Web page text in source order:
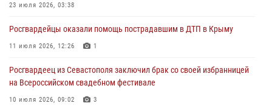
03 августа 2026, 14:08
В Симферополе росгвардейцы задержали гражданина,
подозреваемого в совершении серии краж
Росгвардейцы оперативно задержали нарушителя на охраняемом
объекте в Севастополе
23 июля 2026, 03:38
Росгвардейцы оказали помощь пострадавшим в ДТП в Крыму
11 июля 2026, 12:26 1
Росгвардеец из Севастополя заключил брак со своей избранницей
на Всероссийском свадебном фестивале
10 июля 2026, 09:02 3